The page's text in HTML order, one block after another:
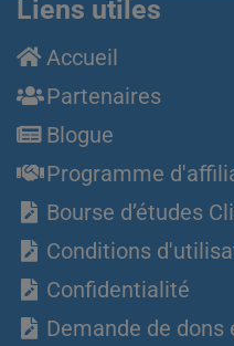
Liens utiles
Accueil
Partenaires
Blogue
Programme
Bourse d’études
Conditions
Confidentialité
Demande de